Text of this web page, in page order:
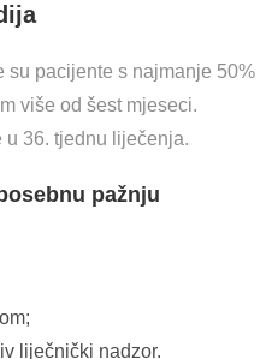
su pacijente s najmanje 50%
više od šest mjeseci.
u 36. tjednu liječenja.
pažnju
liječnički nadzor.